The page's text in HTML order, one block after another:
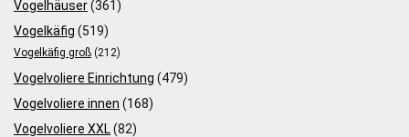
Vogelhäuser(361)
Vogelkäfig (519)
Vogelkäfig groß (212)
Vogelvoliere Einrichtung (479)
Vogelvoliere innen (168)
Vogelvoliere XXL(82)